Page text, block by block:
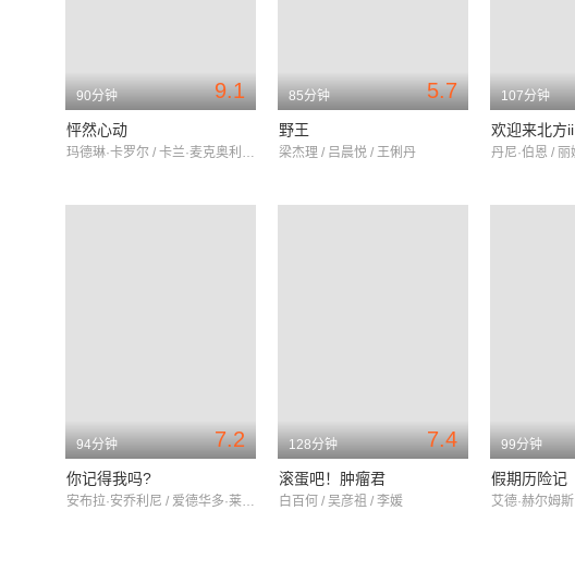
9.1
90分钟
怦然心动
玛德琳·卡罗尔 / 卡兰·麦克奥利菲 / 瑞贝卡·德·莫妮
5.7
85分钟
野王
梁杰理 / 吕晨悦 / 王俐丹
107分钟
欢迎来北方ii
7.2
94分钟
你记得我吗?
安布拉·安乔利尼 / 爱德华多·莱奥 / PaoloCalabresi
7.4
128分钟
滚蛋吧！肿瘤君
白百何 / 吴彦祖 / 李媛
99分钟
假期历险记